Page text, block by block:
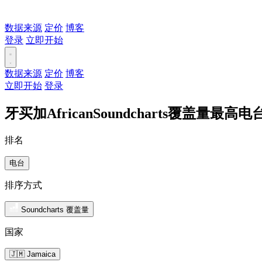
数据来源 定价 博客
登录 立即开始
数据来源 定价 博客
立即开始 登录
牙买加AfricanSoundcharts覆盖量最高电
排名
电台
排序方式
Soundcharts 覆盖量
国家
🇯🇲 Jamaica